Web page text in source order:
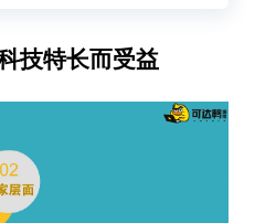
技特长而受益